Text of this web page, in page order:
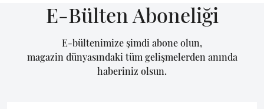
E-Bülten Aboneliği
E-bültenimize şimdi abone olun,
magazin dünyasındaki tüm gelişmelerden anında
haberiniz olsun.